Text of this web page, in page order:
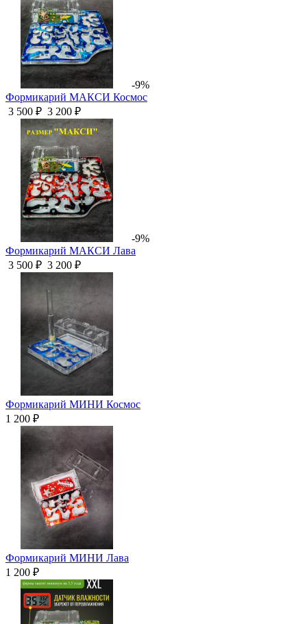
-9%
Формикарий МАКСИ Космос
3 500 ₽ 3 200 ₽
-9%
Формикарий МАКСИ Лава
3 500 ₽ 3 200 ₽
Формикарий МИНИ Космос
1 200 ₽
Формикарий МИНИ Лава
1 200 ₽